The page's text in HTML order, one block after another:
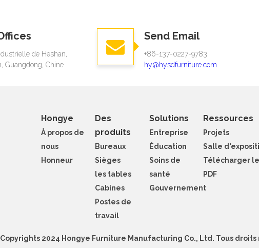
de Heshan,
Guangdong, Chine
Send Email
+86-137-0227-9783​​​​​​​
hy@hysdfurniture.com
Hongye
À propos de
nous
Honneur
Des
produits
Bureaux
Sièges
les tables
Cabines
Postes de
travail
Solutions
Entreprise
Éducation
Soins de
santé
Gouvernement
Ressources
Projets
Salle
Télécharger
PDF
Copyrights 2024 Hongye Furniture Manufacturing Co., Ltd. Tous droits